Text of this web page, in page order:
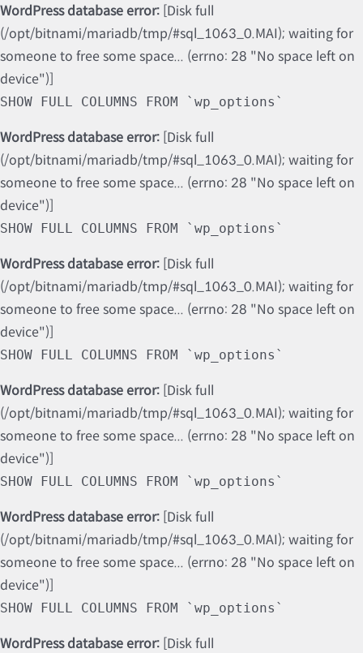
WordPress database error: [Disk full
(/opt/bitnami/mariadb/tmp/#sql_1063_0.MAI); waiting for
someone to free some space... (errno: 28 "No space left on
device")]
SHOW FULL COLUMNS FROM `wp_options`
WordPress database error: [Disk full
(/opt/bitnami/mariadb/tmp/#sql_1063_0.MAI); waiting for
someone to free some space... (errno: 28 "No space left on
device")]
SHOW FULL COLUMNS FROM `wp_options`
WordPress database error: [Disk full
(/opt/bitnami/mariadb/tmp/#sql_1063_0.MAI); waiting for
someone to free some space... (errno: 28 "No space left on
device")]
SHOW FULL COLUMNS FROM `wp_options`
WordPress database error: [Disk full
(/opt/bitnami/mariadb/tmp/#sql_1063_0.MAI); waiting for
someone to free some space... (errno: 28 "No space left on
device")]
SHOW FULL COLUMNS FROM `wp_options`
WordPress database error: [Disk full
(/opt/bitnami/mariadb/tmp/#sql_1063_0.MAI); waiting for
someone to free some space... (errno: 28 "No space left on
device")]
SHOW FULL COLUMNS FROM `wp_options`
WordPress database error: [Disk full